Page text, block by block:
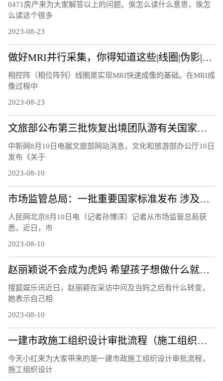
0471房产来为大家解答以上的问题。俟怎么读什么意思，俟怎
么读这个很多
2023-08-23
做好MRI并行采集，你得知道这些|线圈|伪影|图像|因子|
相控阵（相位阵列）线圈是实现MRI快速成像的基础。在MRI成
像过程中
2023-08-23
文旅部公布第三批恢复出境团队游有关国家和地区名单
中新网8月10日电据文旅部网站消息，文化和旅游部办公厅10日
发布《关于
2023-08-10
市场监管总局：一批重要国家标准发布 涉及暑期活动、家居生活等领域
人民网北京8月10日电（记者孙博洋）记者从市场监管总局获
悉，近日，市
2023-08-10
赵丽颖说不会成为虎妈 希望孩子想做什么就做什么
搜狐娱乐讯近日，赵丽颖在采访中问及当妈之后有什么转变，
她表示自己相
2023-08-10
一建市政施工组织设计审批流程（施工组织设计审批流程）
今天小红来为大家带来的是一建市政施工组织设计审批流程，
施工组织设计